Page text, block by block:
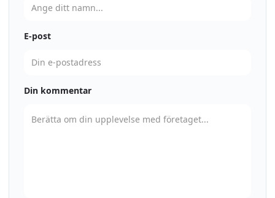
E-post
Din kommentar